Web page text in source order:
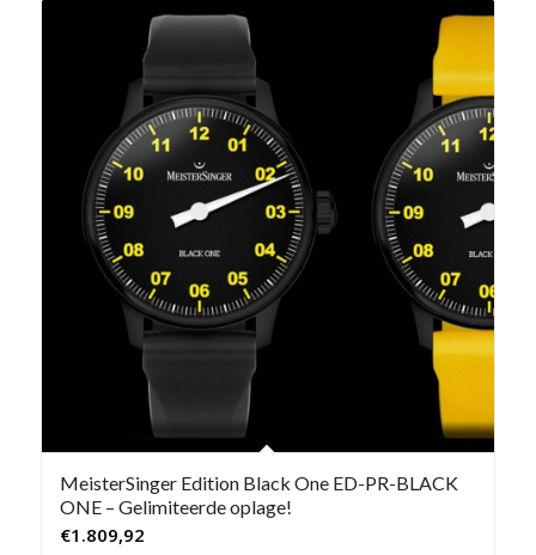
MeisterSinger Edition Black One ED-PR-BLACK
ONE – Gelimiteerde oplage!
€1.809,92